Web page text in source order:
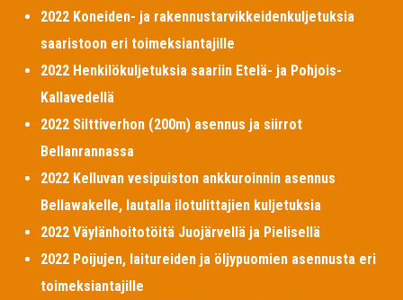
2022 Koneiden- ja rakennustarvikkeidenkuljetuksia
saaristoon eri toimeksiantajille
2022 Henkilökuljetuksia saariin Etelä- ja Pohjois-
Kallavedellä
2022 Silttiverhon (200m) asennus ja siirrot
Bellanrannassa
2022 Kelluvan vesipuiston ankkuroinnin asennus
Bellawakelle, lautalla ilotulittajien kuljetuksia
2022 Väylänhoitotöitä Juojärvellä ja Pielisellä
2022 Poijujen, laitureiden ja öljypuomien asennusta eri
toimeksiantajille